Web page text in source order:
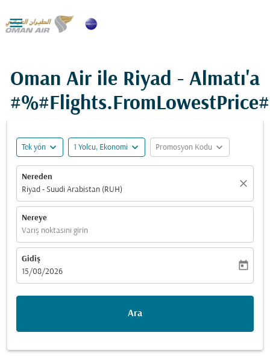

Oman Air ile Riyad - Almatı'a
Tek yön expand_more 1 Yolcu, Ekonomi expand_more Promosyon Kodu expand_more
Nereden
Riyad - Suudi Arabistan (RUH)
close
Nereye
Varış noktasını girin
Gidiş
fc-booking-departure-date-aria-label
15/08/2026
today
Ara